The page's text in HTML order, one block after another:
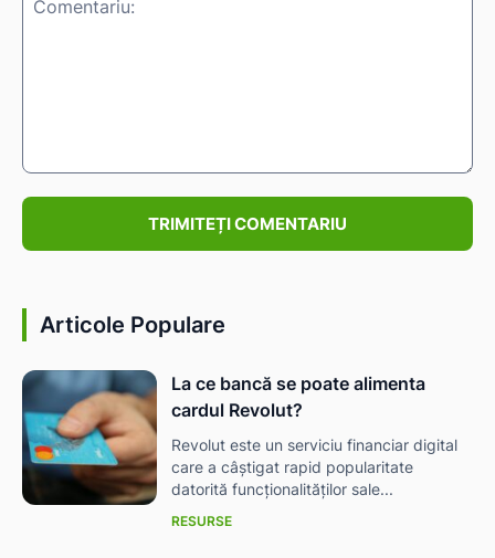
Articole Populare
La ce bancă se poate alimenta
cardul Revolut?
Revolut este un serviciu financiar digital
care a câștigat rapid popularitate
datorită funcționalităților sale...
RESURSE